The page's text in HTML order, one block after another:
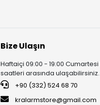
Bize Ulaşın
Haftaiçi 09:00 - 19:00 Cumartesi
saatleri arasında ulaşabilirsiniz.
+90 (332) 524 68 70
kralarmstore@gmail.com